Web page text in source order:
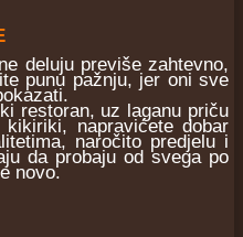
deluju previše zahtevno,
punu pažnju, jer oni sve
restoran, uz laganu priču
napravićete dobar
naročito predjelu i
da probaju od svega po
novo.